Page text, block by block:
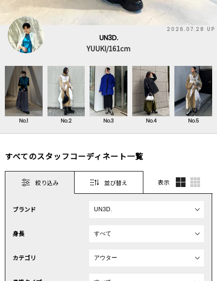
2026.07.28 UP
UN3D.
YUUKI/161cm
No.1 No.2 No.3 No.4 No.5
すべてのスタッフコーディネート一覧
絞り込み 並び替え 表示
ブランド
身長
カテゴリ